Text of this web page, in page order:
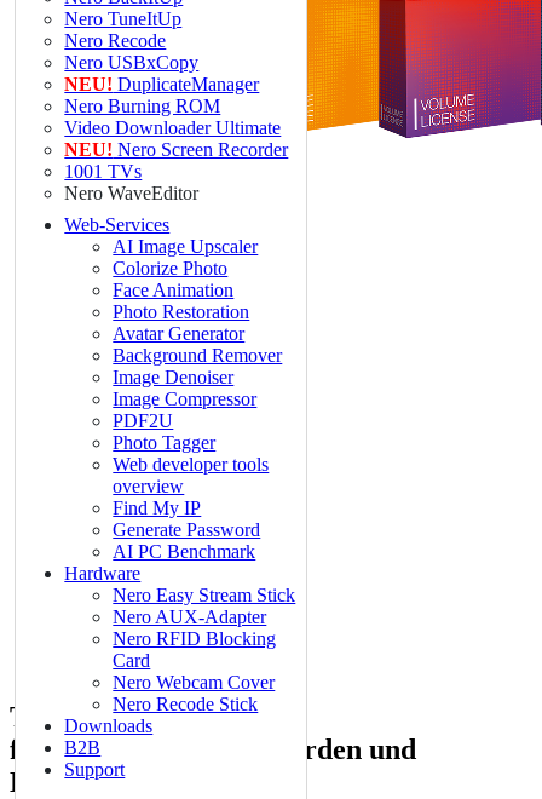
Nero TuneItUp
Nero Recode
Nero USBxCopy
NEU! DuplicateManager
Nero Burning ROM
Video Downloader Ultimate
NEU! Nero Screen Recorder
1001 TVs
Nero WaveEditor
Web-Services
AI Image Upscaler
Colorize Photo
Face Animation
Photo Restoration
Avatar Generator
Background Remover
Image Denoiser
Image Compressor
PDF2U
Photo Tagger
Web developer tools
overview
Find My IP
Generate Password
AI PC Benchmark
Hardware
Nero Easy Stream Stick
Nero AUX-Adapter
Nero RFID Blocking
Card
Nero Webcam Cover
Nero Recode Stick
Downloads
B2B
Support
Professionelle Medienproduktion, sichere
Datenverteilung für Unternehmen – offlinefähig
100% offline nutzbar
Ideal für geschützte
IT-Umgebung
SecurDisc 4.0
Verschlüsselung für maximale Sicherheit
Volle Kontrolle
Lizenzverwaltung
📧 Angebot anfragen
Typische Anwendungen
für Unternehmen, Behörden und
Bildungseinrichtungen